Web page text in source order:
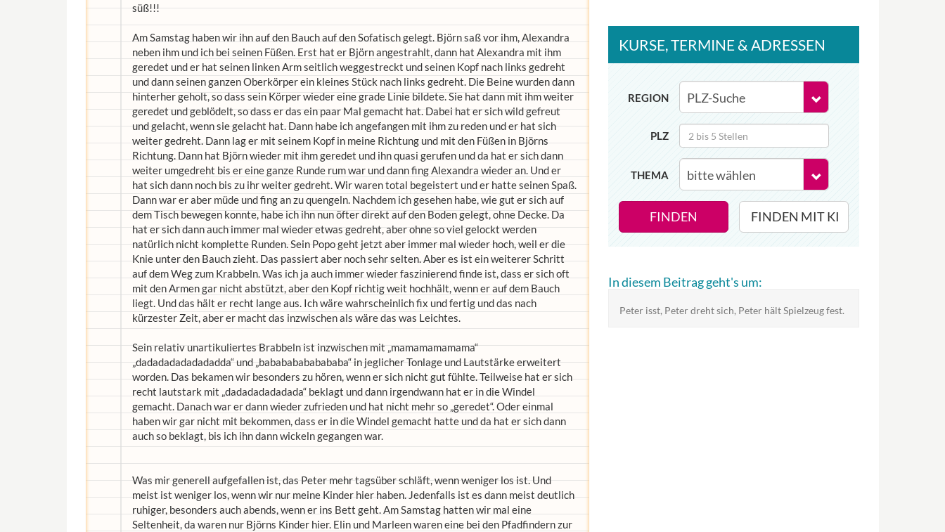
süß!!!
Am Samstag haben wir ihn auf den Bauch auf den Sofatisch gelegt. Björn saß vor ihm, Alexandra
neben ihm und ich bei seinen Füßen. Erst hat er Björn angestrahlt, dann hat Alexandra mit ihm
geredet und er hat seinen linken Arm seitlich weggestreckt und seinen Kopf nach links gedreht
und dann seinen ganzen Oberkörper ein kleines Stück nach links gedreht. Die Beine wurden dann
hinterher geholt, so dass sein Körper wieder eine grade Linie bildete. Sie hat dann mit ihm weiter
geredet und geblödelt, so dass er das ein paar Mal gemacht hat. Dabei hat er sich wild gefreut
und gelacht, wenn sie gelacht hat. Dann habe ich angefangen mit ihm zu reden und er hat sich
weiter gedreht. Dann lag er mit seinem Kopf in meine Richtung und mit den Füßen in Björns
Richtung. Dann hat Björn wieder mit ihm geredet und ihn quasi gerufen und da hat er sich dann
weiter umgedreht bis er eine ganze Runde rum war und dann fing Alexandra wieder an. Und er
hat sich dann noch bis zu ihr weiter gedreht. Wir waren total begeistert und er hatte seinen Spaß.
Dann war er aber müde und fing an zu quengeln. Nachdem ich gesehen habe, wie gut er sich auf
dem Tisch bewegen konnte, habe ich ihn nun öfter direkt auf den Boden gelegt, ohne Decke. Da
hat er sich dann auch immer mal wieder etwas gedreht, aber ohne so viel gelockt werden
natürlich nicht komplette Runden. Sein Popo geht jetzt aber immer mal wieder hoch, weil er die
Knie unter den Bauch zieht. Das passiert aber noch sehr selten. Aber es ist ein weiterer Schritt
auf dem Weg zum Krabbeln. Was ich ja auch immer wieder faszinierend finde ist, dass er sich oft
mit den Armen gar nicht abstützt, aber den Kopf richtig weit hochhält, wenn er auf dem Bauch
liegt. Und das hält er recht lange aus. Ich wäre wahrscheinlich fix und fertig und das nach
kürzester Zeit, aber er macht das inzwischen als wäre das was Leichtes.
Sein relativ unartikuliertes Brabbeln ist inzwischen mit „mamamamamama“
„dadadadadadadadda“ und „babababababababa“ in jeglicher Tonlage und Lautstärke erweitert
worden. Das bekamen wir besonders zu hören, wenn er sich nicht gut fühlte. Teilweise hat er sich
recht lautstark mit „dadadadadadada“ beklagt und dann irgendwann hat er in die Windel
gemacht. Danach war er dann wieder zufrieden und hat nicht mehr so „geredet“. Oder einmal
haben wir gar nicht mit bekommen, dass er in die Windel gemacht hatte und da hat er sich dann
auch so beklagt, bis ich ihn dann wickeln gegangen war.
Was mir generell aufgefallen ist, das Peter mehr tagsüber schläft, wenn weniger los ist. Und
meist ist weniger los, wenn wir nur meine Kinder hier haben. Jedenfalls ist es dann meist deutlich
ruhiger, besonders auch abends, wenn er ins Bett geht. Am Samstag hatten wir mal eine
Seltenheit, da waren nur Björns Kinder hier. Elin und Marleen waren eine bei den Pfadfindern zur
KURSE, TERMINE & ADRESSEN
REGION
PLZ
THEMA
FINDEN FINDEN MIT KI
In diesem Beitrag geht's um:
Peter isst, Peter dreht sich, Peter hält Spielzeug fest.